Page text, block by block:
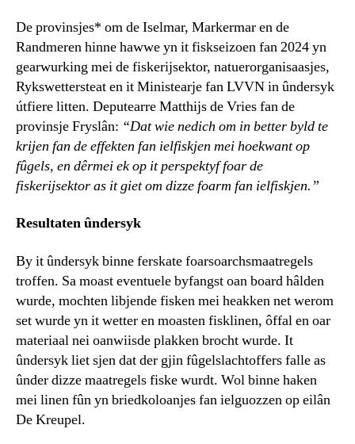
De provinsjes* om de Iselmar, Markermar en de
Randmeren hinne hawwe yn it fiskseizoen fan 2024 yn
gearwurking mei de fiskerijsektor, natuerorganisaasjes,
Rykswettersteat en it Ministearje fan LVVN in ûndersyk
útfiere litten. Deputearre Matthijs de Vries fan de
provinsje Fryslân: “Dat wie nedich om in better byld te
krijen fan de effekten fan ielfiskjen mei hoekwant op
fûgels, en dêrmei ek op it perspektyf foar de
fiskerijsektor as it giet om dizze foarm fan ielfiskjen.”
Resultaten ûndersyk
By it ûndersyk binne ferskate foarsoarchsmaatregels
troffen. Sa moast eventuele byfangst oan board hâlden
wurde, mochten libjende fisken mei heakken net werom
set wurde yn it wetter en moasten fisklinen, ôffal en oar
materiaal nei oanwiisde plakken brocht wurde. It
ûndersyk liet sjen dat der gjin fûgelslachtoffers falle as
ûnder dizze maatregels fiske wurdt. Wol binne haken
mei linen fûn yn briedkoloanjes fan ielguozzen op eilân
De Kreupel.